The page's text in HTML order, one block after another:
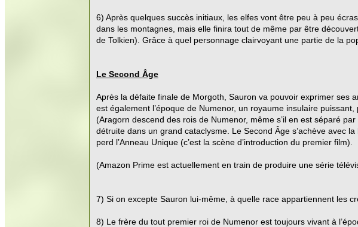
6) Après quelques succès initiaux, les elfes vont être peu à peu
dans les montagnes, mais elle finira tout de même par être
de Tolkien). Grâce à quel personnage clairvoyant une partie de la
Le Second Âge
Après la défaite finale de Morgoth, Sauron va pouvoir exprimer ses
est également l’époque de Numenor, un royaume insulaire
(Aragorn descend des rois de Numenor, même s’il en est séparé
détruite dans un grand cataclysme. Le Second Âge s’achève avec
perd l’Anneau Unique (c’est la scène d’introduction du premier film).
(Amazon Prime est actuellement en train de produire une série
7) Si on excepte Sauron lui-même, à quelle race appartiennent les
8) Le frère du tout premier roi de Numenor est toujours vivant à